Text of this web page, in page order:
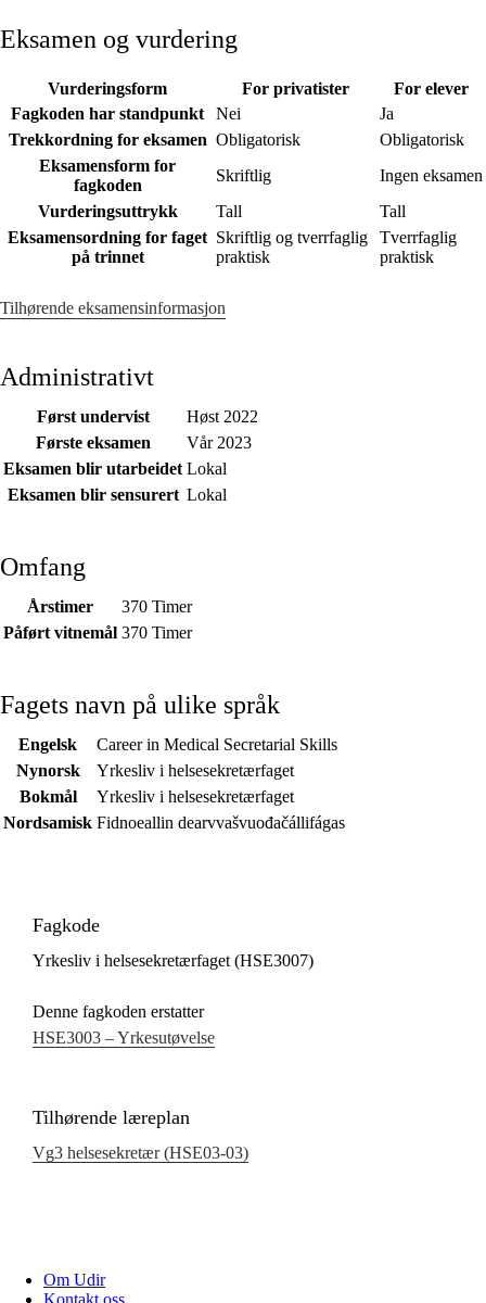
Eksamen og vurdering
Vurderingsform For privatister
For elever
Fagkoden har standpunkt
Nei
Ja
Trekkordning for eksamen Obligatorisk
Obligatorisk
Eksamensform for
fagkoden
Skriftlig
Ingen eksamen
Vurderingsuttrykk
Tall
Tall
Eksamensordning for faget
på trinnet
Skriftlig og tverrfaglig
praktisk
Tverrfaglig
praktisk
Tilhørende eksamensinformasjon
Administrativt
Først undervist
Høst 2022
Første eksamen
Vår 2023
Eksamen blir utarbeidet Lokal
Eksamen blir sensurert Lokal
Omfang
Årstimer
370 Timer
Påført vitnemål 370 Timer
Fagets navn på ulike språk
Engelsk
Career in Medical Secretarial Skills
Nynorsk
Yrkesliv i helsesekretærfaget
Bokmål
Yrkesliv i helsesekretærfaget
Nordsamisk Fidnoeallin dearvvašvuođačállifágas
Fagkode
Yrkesliv i helsesekretærfaget (HSE3007)
Denne fagkoden erstatter
HSE3003 – Yrkesutøvelse
Tilhørende læreplan
Vg3 helsesekretær (HSE03‑03)
Om Udir